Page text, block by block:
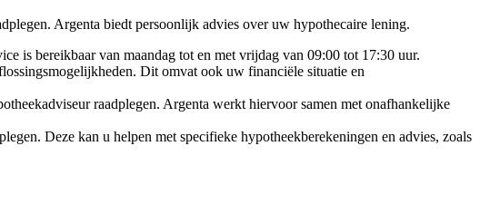
Argenta biedt persoonlijk advies over uw hypothecaire lening.
is bereikbaar van maandag tot en met vrijdag van 09:00 tot 17:30 uur.
Dit omvat ook uw financiële situatie en
raadplegen. Argenta werkt hiervoor samen met onafhankelijke
Deze kan u helpen met specifieke hypotheekberekeningen en advies, zoals